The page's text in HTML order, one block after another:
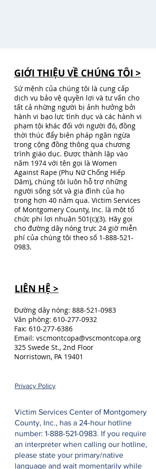
GIỚI THIỆU VỀ CHÚNG TÔI >
Sứ mệnh của chúng tôi là cung cấp
dịch vụ bảo vệ quyền lợi và tư vấn cho
tất cả những người bị ảnh hưởng bởi
hành vi bạo lực tình dục và các hành vi
phạm tội khác đối với người đó, đồng
thời thúc đẩy biện pháp ngăn ngừa
trong cộng đồng thông qua chương
trình giáo dục. Được thành lập vào
năm 1974 với tên gọi là Women
Against Rape (Phụ Nữ Chống Hiếp
Dâm), chúng tôi luôn hỗ trợ những
người sống sót và gia đình của họ
trong hơn 40 năm qua. Victim Services
of Montgomery County, Inc. là một tổ
chức phi lợi nhuận 501(c)(3). Hãy gọi
cho đường dây nóng trực 24 giờ miễn
phí của chúng tôi theo số 1-888-521-
0983.
LIÊN HỆ >
Đường dây nóng: 888-521-0983
Văn phòng: 610-277-0932
Fax: 610-277-6386
Email: vscmontcopa@vscmontcopa.org
325 Swede St., 2nd Floor
Norristown, PA 19401
Privacy Policy
Victim Services Center of Montgomery
County, Inc., has a 24-hour hotline
number: 1-888-521-0983. If you require
an interpreter when calling our hotline,
please state your primary/native
language and wait momentarily while